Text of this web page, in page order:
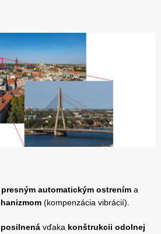
presným automatickým ostrením a
(kompenzácia vibrácií).
posilnená vďaka konštrukcii odolnej